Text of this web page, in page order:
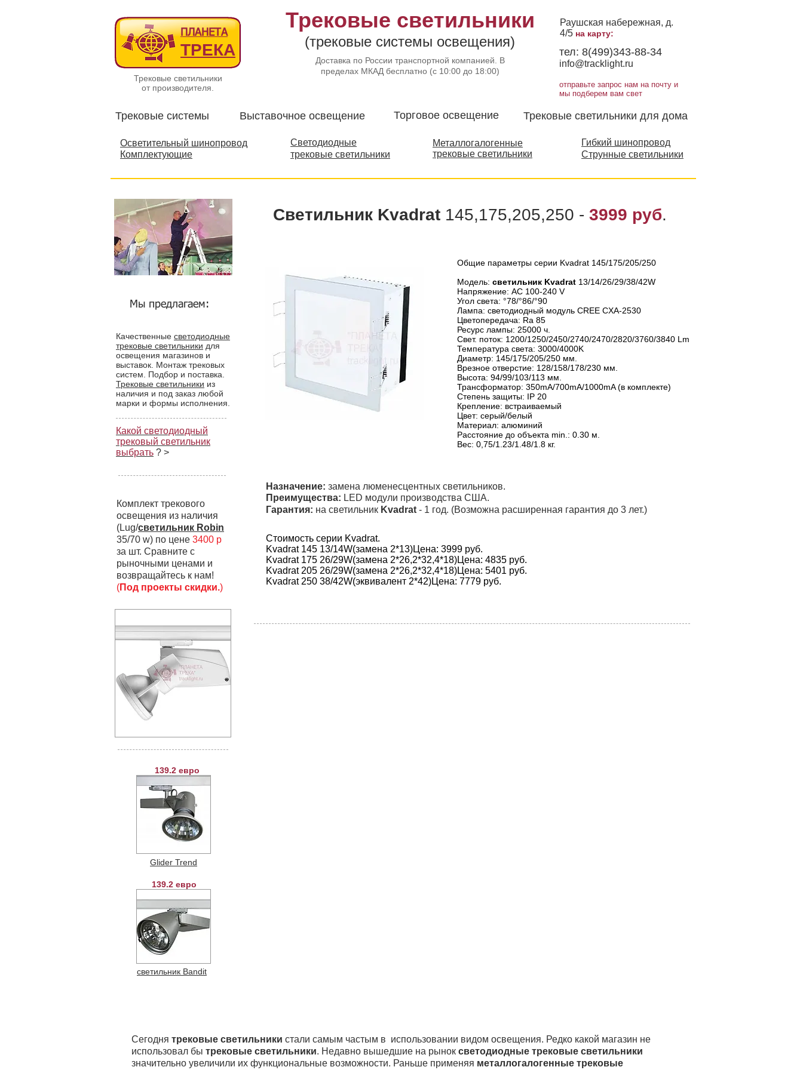
ПЛАНЕТА
ТРЕКА
Трековые светильники
от производителя.
Трековые светильники
(трековые системы освещения)
Доставка по России транспортной компанией. В
пределах МКАД бесплатно (с 10:00 до 18:00)
Раушская набережная, д.
4/5 на карту:
тел: 8(499)343-88-34
info@tracklight.ru
отправьте запрос нам на почту и
мы подберем вам свет
Трековые системы Выставочное освещение Торговое освещение​ Трековые светильники для дома
Осветительный шинопровод
Комплектующие
Светодиодные
трековые светильники
Металлогалогенные
трековые светильники
Гибкий шинопровод
Струнные светильники
Общие параметры серии Kvadrat 145/175/205/250
Модель: светильник Kvadrat 13/14/26/29/38/42W
Напряжение: AC 100-240 V
Угол света: °78/°86/°90
Лампа: светодиодный модуль CREE CXA-2530
Цветопередача: Ra 85
Ресурс лампы: 25000 ч.
Свет. поток: 1200/1250/2450/2740/2470/2820/3760/3840 Lm
Температура света: 3000/4000K
Диаметр: 145/175/205/250 мм.
Врезное отверстие: 128/158/178/230 мм.
Высота: 94/99/103/113 мм.
Трансформатор: 350mA/700mA/1000mA (в комплекте)
Степень защиты: IP 20
Крепление: встраиваемый
Цвет: серый/белый
Материал: алюминий
Расстояние до объекта min.: 0.30 м.
Вес: 0,75/1.23/1.48/1.8 кг.
Назначение: замена люменесцентных светильников.
Преимущества: LED модули производства США.
Гарантия: на светильник Kvadrat - 1 год. (Возможна расширенная гарантия до 3 лет.)
Стоимость серии Kvadrat.
Kvadrat 145 13/14W(замена 2*13)Цена: 3999 руб.
Kvadrat 175 26/29W(замена 2*26,2*32,4*18)Цена: 4835 руб.
Kvadrat 205 26/29W(замена 2*26,2*32,4*18)Цена: 5401 руб.
Kvadrat 250 38/42W(эквивалент 2*42)Цена: 7779 руб.
Мы предлагаем:
Качественные светодиодные
трековые светильники для
освещения магазинов и
выставок. Монтаж трековых
систем. Подбор и поставка.
Трековые светильники из
наличия и под заказ любой
марки и формы исполнения.
Какой светодиодный
трековый светильник
выбрать ? >
Комплект трекового
освещения из наличия
(Lug/светильник Robin
35/70 w) по цене 3400 р
за шт. Сравните с
рыночными ценами и
возвращайтесь к нам!
(Под проекты скидки.)
139.2 евро
Glider Trend
139.2 евро
светильник Bandit
Светильник Kvadrat 145,175,205,250 -​ 3999 руб.
Сегодня трековые светильники стали самым частым в использовании видом освещения. Редко какой магазин не
использовал бы трековые светильники. Недавно вышедшие на рынок светодиодные трековые светильники
значительно увеличили их функциональные возможности. Раньше применяя металлогалогенные трековые